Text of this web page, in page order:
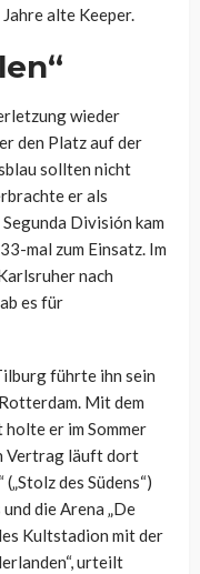
alte Keeper.
wieder
den Platz auf der
sollten nicht
er als
División kam
mal zum Einsatz. Im
nach
es für
führte ihn sein
Mit dem
er im Sommer
Vertrag läuft dort
des Südens“)
die Arena „De
Kultstadion mit der
urteilt